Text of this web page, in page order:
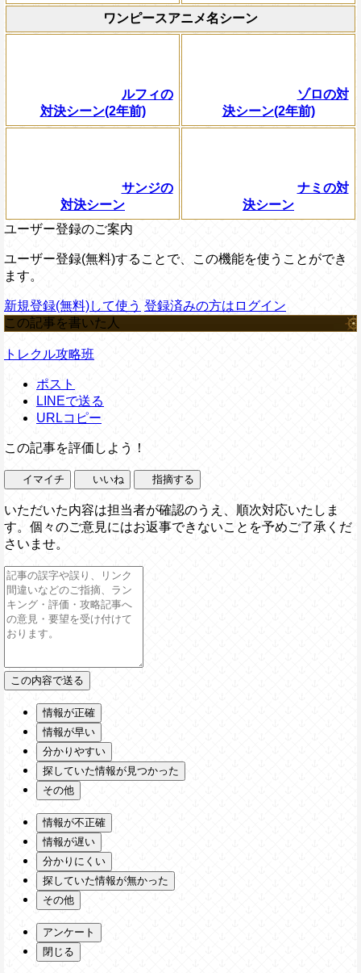
ワンピースアニメ名シーン
ルフィの
対決シーン(2年前)
ゾロの対
決シーン(2年前)
サンジの
対決シーン
ナミの対
決シーン
ユーザー登録のご案内
ユーザー登録(無料)することで、この機能を使うことができ
ます。
新規登録(無料)して使う 登録済みの方はログイン
この記事を書いた人
トレクル攻略班
ポスト
LINEで送る
URLコピー
この記事を評価しよう！
イマイチ いいね 指摘する
いただいた内容は担当者が確認のうえ、順次対応いたしま
す。個々のご意見にはお返事できないことを予めご了承くだ
さいませ。
情報が正確
情報が早い
分かりやすい
探していた情報が見つかった
その他
情報が不正確
情報が遅い
分かりにくい
探していた情報が無かった
その他
アンケート
閉じる